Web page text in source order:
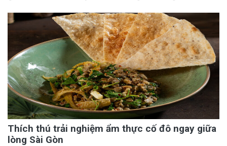
Thích thú trải nghiệm ẩm thực cố đô ngay giữa
lòng Sài Gòn